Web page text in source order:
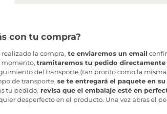
con tu compra?
realizado la compra, te enviaremos un email
momento, tramitaremos tu pedido directamente
del transporte (tan pronto como la
de transporte, se te entregará el paquete en
tu pedido, revisa que el embalaje esté en
desperfecto en el producto. Una vez abras el